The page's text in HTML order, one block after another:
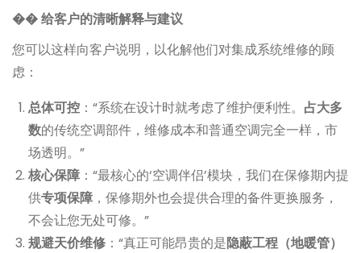
�� 给客户的清晰解释与建议
您可以这样向客户说明，以化解他们对集成系统维修的顾
虑：
总体可控 ：“系统在设计时就考虑了维护便利性。 占大多
数的传统空调部件，维修成本和普通空调完全一样，市
场透明。”
核心保障 ：“最核心的‘空调伴侣’模块，我们在保修期内提
供专项保障 ，保修期外也会提供合理的备件更换服务，
不会让您无处可修。”
规避天价维修 ：“真正可能昂贵的是隐蔽工程（地暖管）